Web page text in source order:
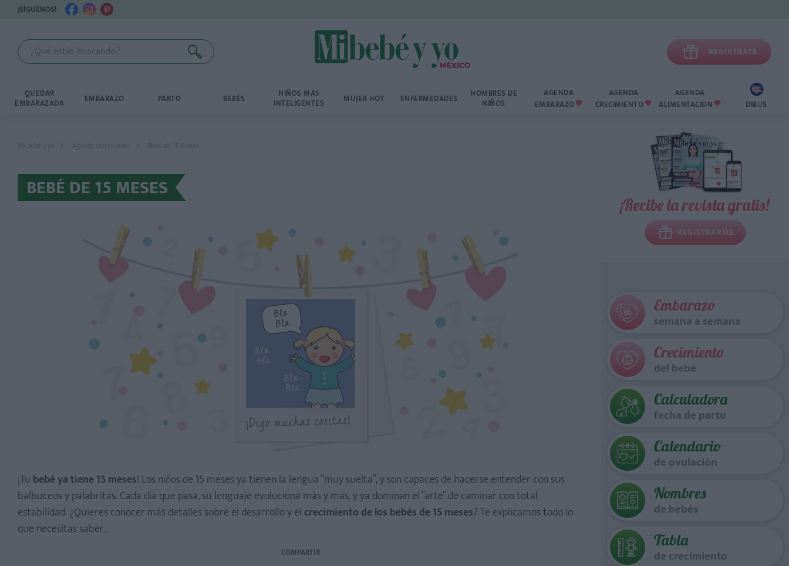
¡SÍGUENOS!
 REGÍSTRATE
QUEDAR
EMBARAZADA EMBARAZO PARTO BEBÉS NIÑOS MÁS
INTELIGENTES MUJER HOY ENFERMEDADES NOMBRES DE
NIÑOS
AGENDA
EMBARAZO 
AGENDA
CRECIMIENTO 
AGENDA
ALIMENTACIÓN  DIBUS
Mi bebé y yo Agenda crecimiento Bebé de 15 meses
BEBÉ DE 15 MESES
¡Tu bebé ya tiene 15 meses! Los niños de 15 meses ya tienen la lengua “muy suelta”, y son capaces de hacerse entender con sus
balbuceos y palabritas. Cada día que pasa, su lenguaje evoluciona más y más, y ya dominan el “arte” de caminar con total
estabilidad. ¿Quieres conocer más detalles sobre el desarrollo y el crecimiento de los bebés de 15 meses? Te explicamos todo lo
que necesitas saber.
COMPARTIR
¡Recibe la revista gratis!
REGISTRARME
Embarazo
semana a semana
Crecimiento
del bebé
Calculadora
fecha de parto
Calendario
de ovulación
Nombres
de bebés
Tabla
de crecimiento